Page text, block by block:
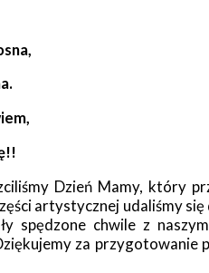
Dzień Mamy, który
artystycznej udaliśmy się
spędzone chwile z
za przygotowanie